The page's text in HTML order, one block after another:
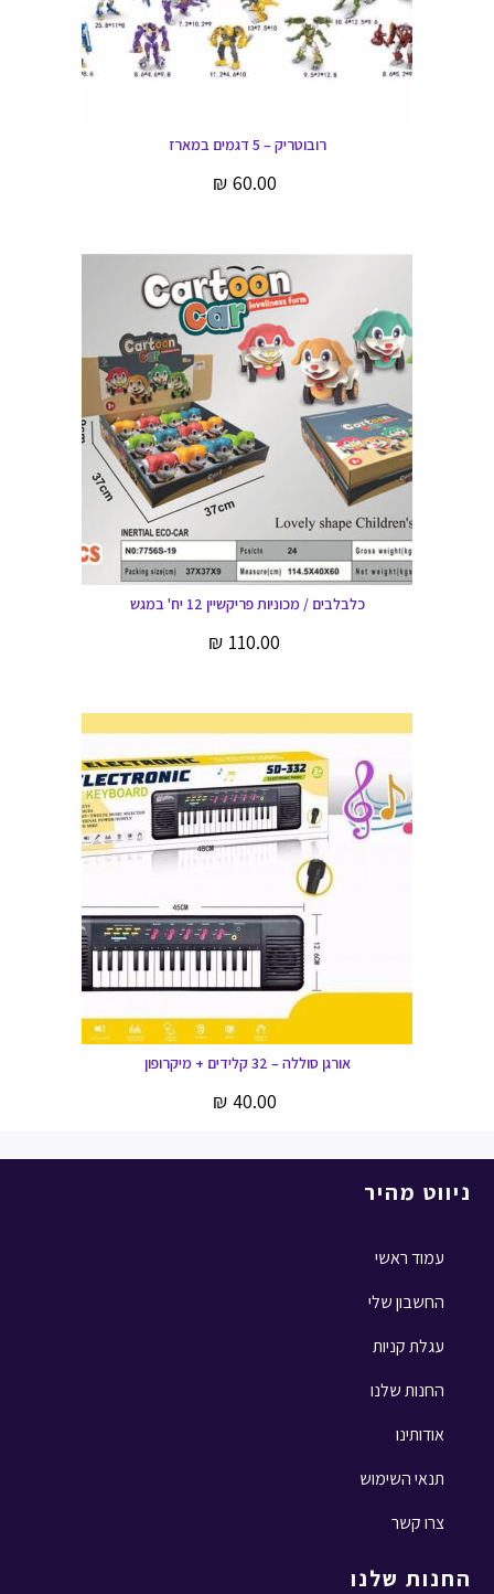
רובוטריק – 5 דגמים במארז
₪ 60.00
כלבלבים / מכוניות פריקשיין 12 יח' במגש
₪ 110.00
אורגן סוללה – 32 קלידים + מיקרופון
₪ 40.00
ניווט מהיר
עמוד ראשי
החשבון שלי
עגלת קניות
החנות שלנו
אודותינו
תנאי השימוש
צרו קשר
החנות שלנו